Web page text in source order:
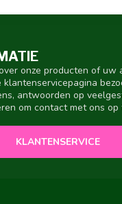
onze producten of uw
antwoorden op
om contact met ons op
KLANTENSERVICE